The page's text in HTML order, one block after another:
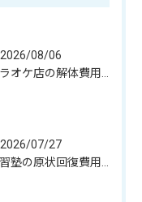
2026/08/06
2026/07/27